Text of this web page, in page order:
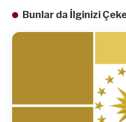
Bunlar da İlginizi